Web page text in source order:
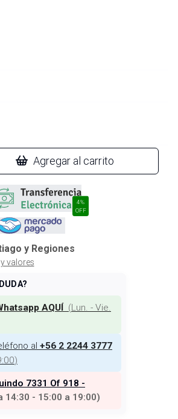
Agregar al carrito
4%
OFF
y Regiones
valores
AQUÍ (Lun. - Vie.
al +56 2 2244 3777
)
7331 Of 918 -
14:30 - 15:00 a 19:00)